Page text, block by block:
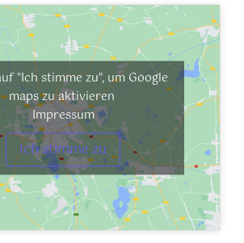
"Ich stimme zu", um Google
maps zu aktivieren
Impressum
Ich stimme zu